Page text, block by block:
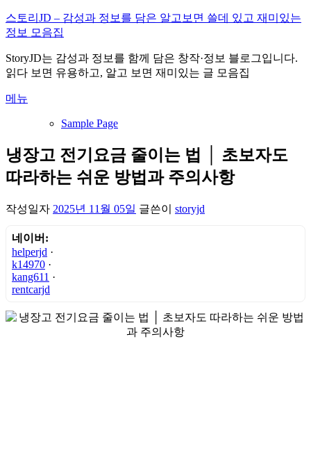
내
용
로
바
가
스토리JD – 감성과 정보를 담은 알고보면 쓸데 있고 재미있는
정보 모음집
StoryJD는 감성과 정보를 함께 담은 창작·정보 블로그입니다.
읽다 보면 유용하고, 알고 보면 재미있는 글 모음집
메뉴
Sample Page
냉장고 전기요금 줄이는 법 │ 초보자도
따라하는 쉬운 방법과 주의사항
작성일자 2025년 11월 05일 글쓴이 storyjd
네이버:
helperjd ·
k14970 ·
kang611 ·
rentcarjd